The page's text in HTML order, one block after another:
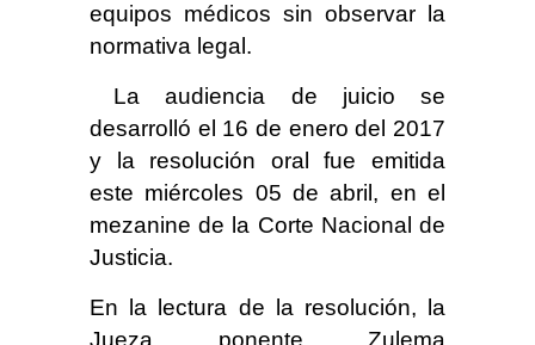
equipos médicos sin observar la
normativa legal.
La audiencia de juicio se
desarrolló el 16 de enero del 2017
y la resolución oral fue emitida
este miércoles 05 de abril, en el
mezanine de la Corte Nacional de
Justicia.
En la lectura de la resolución, la